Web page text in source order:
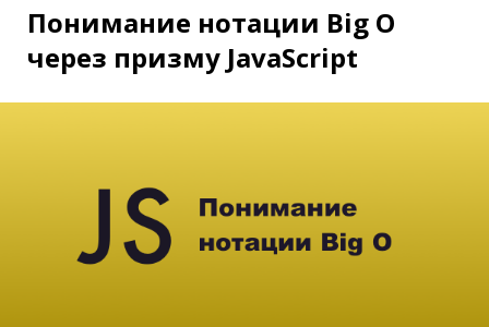
Понимание нотации Big O
через призму JavaScript